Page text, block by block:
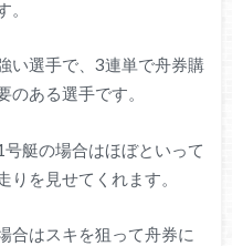
い選手で、3連単で舟券購
のある選手です。
艇の場合はほぼといって
を見せてくれます。
合はスキを狙って舟券に